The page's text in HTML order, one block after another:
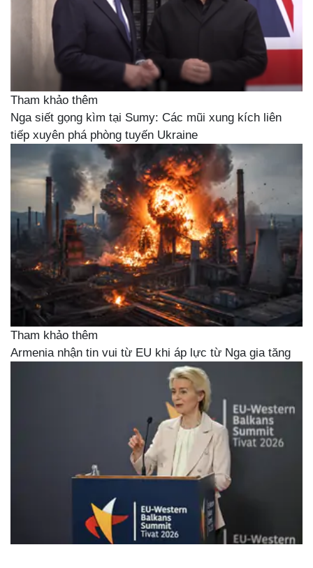
Tham khảo thêm
Nga siết gọng kìm tại Sumy: Các mũi xung kích liên
tiếp xuyên phá phòng tuyến Ukraine
Tham khảo thêm
Armenia nhận tin vui từ EU khi áp lực từ Nga gia tăng